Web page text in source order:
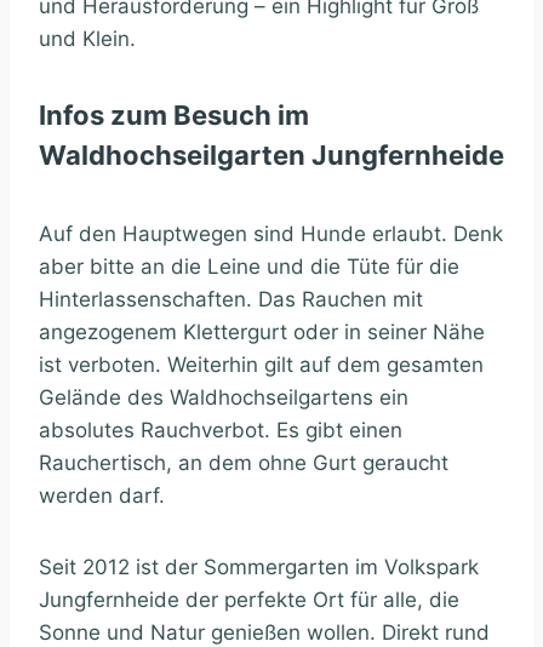
und Herausforderung – ein Highlight für Groß
und Klein.
Infos zum Besuch im
Waldhochseilgarten Jungfernheide
Auf den Hauptwegen sind Hunde erlaubt. Denk
aber bitte an die Leine und die Tüte für die
Hinterlassenschaften. Das Rauchen mit
angezogenem Klettergurt oder in seiner Nähe
ist verboten. Weiterhin gilt auf dem gesamten
Gelände des Waldhochseilgartens ein
absolutes Rauchverbot. Es gibt einen
Rauchertisch, an dem ohne Gurt geraucht
werden darf.
Seit 2012 ist der Sommergarten im Volkspark
Jungfernheide der perfekte Ort für alle, die
Sonne und Natur genießen wollen. Direkt rund